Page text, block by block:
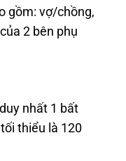
gồm: vợ/chồng,
2 bên phụ
nhất 1 bất
thiểu là 120